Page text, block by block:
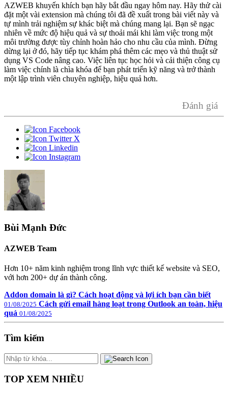
AZWEB khuyến khích bạn hãy bắt đầu ngay hôm nay. Hãy thử cài
đặt một vài extension mà chúng tôi đã đề xuất trong bài viết này và
tự mình trải nghiệm sự khác biệt mà chúng mang lại. Bạn sẽ ngạc
nhiên về mức độ hiệu quả và sự thoải mái khi làm việc trong một
môi trường được tùy chỉnh hoàn hảo cho nhu cầu của mình. Đừng
dừng lại ở đó, hãy tiếp tục khám phá thêm các mẹo và thủ thuật sử
dụng VS Code nâng cao. Việc liên tục học hỏi và cải thiện công cụ
làm việc chính là chìa khóa để bạn phát triển kỹ năng và trở thành
một lập trình viên chuyên nghiệp, hiệu quả hơn.
Đánh giá
Bùi Mạnh Đức
AZWEB Team
Hơn 10+ năm kinh nghiệm trong lĩnh vực thiết kế website và SEO,
với hơn 200+ dự án thành công.
Addon domain là gì? Cách hoạt động và lợi ích bạn cần biết
01/08/2025 Cách gửi email hàng loạt trong Outlook an toàn, hiệu
quả 01/08/2025
Tìm kiếm
TOP XEM NHIỀU